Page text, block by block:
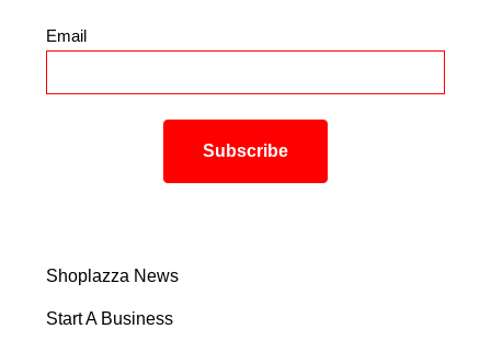
Email
Shoplazza News
Start A Business